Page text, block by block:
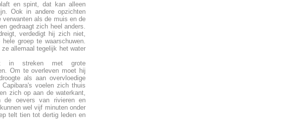
en spint, dat kan alleen
Ook in andere opzichten
als de muis en de
gedraagt zich heel anders.
verdedigt hij zich niet,
groep te waarschuwen.
allemaal tegelijk het water
in streken met grote
Om te overleven moet hij
als aan overvloedige
Capibara's voelen zich thuis
zich op aan de waterkant,
de oevers van rivieren en
wel vijf minuten onder
telt tien tot dertig leden en